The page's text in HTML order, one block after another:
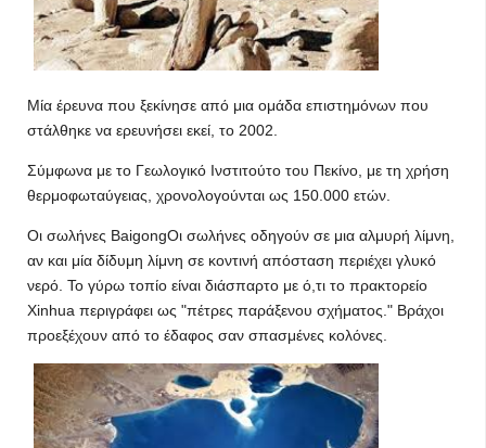
Μία έρευνα που ξεκίνησε από μια ομάδα επιστημόνων που
στάλθηκε να ερευνήσει εκεί, το 2002.
Σύμφωνα με το Γεωλογικό Ινστιτούτο του Πεκίνο, με τη χρήση
θερμοφωταύγειας, χρονολογούνται ως 150.000 ετών.
Οι σωλήνες BaigongΟι σωλήνες οδηγούν σε μια αλμυρή λίμνη,
αν και μία δίδυμη λίμνη σε κοντινή απόσταση περιέχει γλυκό
νερό. Το γύρω τοπίο είναι διάσπαρτο με ό,τι το πρακτορείο
Xinhua περιγράφει ως "πέτρες παράξενου σχήματος." Βράχοι
προεξέχουν από το έδαφος σαν σπασμένες κολόνες.